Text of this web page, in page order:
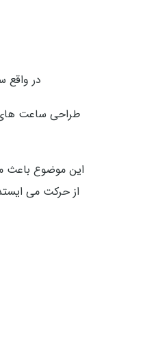
در واقع
این موضوع باعث
از حرکت می